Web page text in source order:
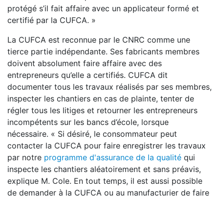
protégé s’il fait affaire avec un applicateur formé et
certifié par la CUFCA. »
La CUFCA est reconnue par le CNRC comme une
tierce partie indépendante. Ses fabricants membres
doivent absolument faire affaire avec des
entrepreneurs qu’elle a certifiés. CUFCA dit
documenter tous les travaux réalisés par ses membres,
inspecter les chantiers en cas de plainte, tenter de
régler tous les litiges et retourner les entrepreneurs
incompétents sur les bancs d’école, lorsque
nécessaire. « Si désiré, le consommateur peut
contacter la CUFCA pour faire enregistrer les travaux
par notre programme d'assurance de la qualité qui
inspecte les chantiers aléatoirement et sans préavis,
explique M. Cole. En tout temps, il est aussi possible
de demander à la CUFCA ou au manufacturier de faire